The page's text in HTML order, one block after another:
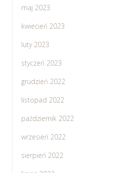
maj 2023
kwiecień 2023
luty 2023
styczeń 2023
grudzień 2022
listopad 2022
październik 2022
wrzesień 2022
sierpień 2022